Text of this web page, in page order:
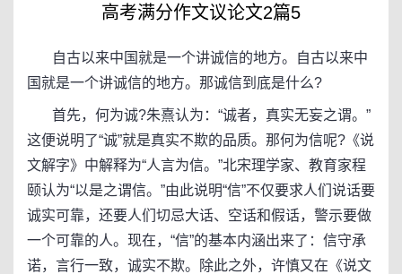
高考满分作文议论文2篇5
自古以来中国就是一个讲诚信的地方。自古以来中
国就是一个讲诚信的地方。那诚信到底是什么?
首先，何为诚?朱熹认为：“诚者，真实无妄之谓。”
这便说明了“诚”就是真实不欺的品质。那何为信呢?《说
文解字》中解释为“人言为信。”北宋理学家、教育家程
颐认为“以是之谓信。”由此说明“信”不仅要求人们说话要
诚实可靠，还要人们切忌大话、空话和假话，警示要做
一个可靠的人。现在，“信”的基本内涵出来了：信守承
诺，言行一致，诚实不欺。除此之外，许慎又在《说文